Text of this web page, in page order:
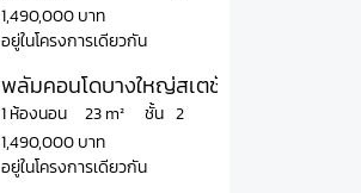
1,490,000 บาท
อยู่ในโครงการเดียวกัน
พลัมคอนโดบางใหญ่สเตชั่น เฟส 2 Plum
1 ห้องนอน
1,490,000 บาท
ชั้น
23 m² 2
อยู่ในโครงการเดียวกัน